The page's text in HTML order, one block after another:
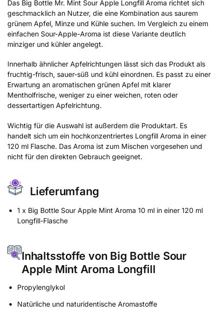
Das Big Bottle Mr. Mint Sour Apple Longfill Aroma richtet sich
geschmacklich an Nutzer, die eine Kombination aus saurem
grünem Apfel, Minze und Kühle suchen. Im Vergleich zu einem
einfachen Sour-Apple-Aroma ist diese Variante deutlich
minziger und kühler angelegt.
Innerhalb ähnlicher Apfelrichtungen lässt sich das Produkt als
fruchtig-frisch, sauer-süß und kühl einordnen. Es passt zu einer
Erwartung an aromatischen grünen Apfel mit klarer
Mentholfrische, weniger zu einer weichen, roten oder
dessertartigen Apfelrichtung.
Wichtig für die Auswahl ist außerdem die Produktart. Es
handelt sich um ein hochkonzentriertes Longfill Aroma in einer
120 ml Flasche. Das Aroma ist zum Mischen vorgesehen und
nicht für den direkten Gebrauch geeignet.
Lieferumfang
1 x Big Bottle Sour Apple Mint Aroma 10 ml in einer 120 ml
Longfill-Flasche
Inhaltsstoffe von Big Bottle Sour
Apple Mint Aroma Longfill
Propylenglykol
Natürliche und naturidentische Aromastoffe